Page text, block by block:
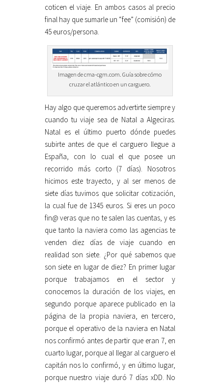
coticen el viaje. En ambos casos al precio
final hay que sumarle un “fee” (comisión) de
45 euros/persona.
Imagen de cma-cgm.com. Guía sobre cómo
cruzar el atlántico en un carguero.
Hay algo que queremos advertirte siempre y
cuando tu viaje sea de Natal a Algeciras.
Natal es el último puerto dónde puedes
subirte antes de que el carguero llegue a
España, con lo cual el que posee un
recorrido más corto (7 días). Nosotros
hicimos este trayecto, y al ser menos de
siete días tuvimos que solicitar cotización,
la cual fue de 1345 euros. Si eres un poco
fin@ veras que no te salen las cuentas, y es
que tanto la naviera como las agencias te
venden diez días de viaje cuando en
realidad son siete. ¿Por qué sabemos que
son siete en lugar de diez? En primer lugar
porque trabajamos en el sector y
conocemos la duración de los viajes, en
segundo porque aparece publicado en la
página de la propia naviera, en tercero,
porque el operativo de la naviera en Natal
nos confirmó antes de partir que eran 7, en
cuarto lugar, porque al llegar al carguero el
capitán nos lo confirmó, y en último lugar,
porque nuestro viaje duró 7 días xDD. No